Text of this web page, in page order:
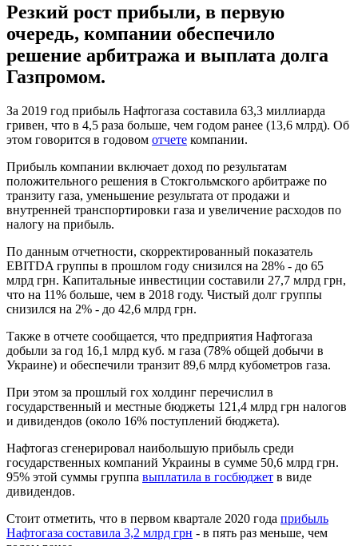
Резкий рост прибыли, в первую
очередь, компании обеспечило
решение арбитража и выплата долга
Газпромом.
За 2019 год прибыль Нафтогаза составила 63,3 миллиарда
гривен, что в 4,5 раза больше, чем годом ранее (13,6 млрд). Об
этом говорится в годовом отчете компании.
Прибыль компании включает доход по результатам
положительного решения в Стокгольмского арбитраже по
транзиту газа, уменьшение результата от продажи и
внутренней транспортировки газа и увеличение расходов по
налогу на прибыль.
По данным отчетности, скорректированный показатель
EBITDA группы в прошлом году снизился на 28% - до 65
млрд грн. Капитальные инвестиции составили 27,7 млрд грн,
что на 11% больше, чем в 2018 году. Чистый долг группы
снизился на 2% - до 42,6 млрд грн.
Также в отчете сообщается, что предприятия Нафтогаза
добыли за год 16,1 млрд куб. м газа (78% общей добычи в
Украине) и обеспечили транзит 89,6 млрд кубометров газа.
При этом за прошлый гох холдинг перечислил в
государственный и местные бюджеты 121,4 млрд грн налогов
и дивидендов (около 16% поступлений бюджета).
Нафтогаз сгенерировал наибольшую прибыль среди
государственных компаний Украины в сумме 50,6 млрд грн.
95% этой суммы группа выплатила в госбюджет в виде
дивидендов.
Стоит отметить, что в первом квартале 2020 года прибыль
Нафтогаза составила 3,2 млрд грн - в пять раз меньше, чем